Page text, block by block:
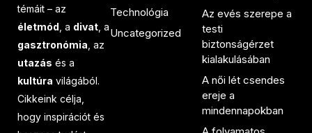
témáit – az
életmód , a divat , a
gasztronómia , az
utazás és a
kultúra világából.
Cikkeink célja,
hogy inspirációt és
Technológia
Uncategorized
Az evés szerepe a
testi
biztonságérzet
kialakulásában
A női lét csendes
ereje a
mindennapokban